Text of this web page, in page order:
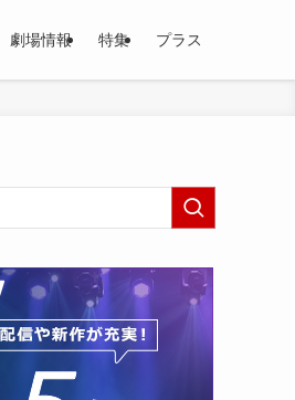
劇場情報 特集 プラス